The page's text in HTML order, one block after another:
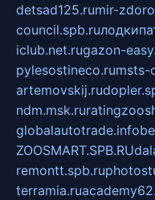
detsad125.rumir-
council.spb.ru
iclub.net.rugazon-
pylesostineco.rumsts-
artemovskij.ru
ndm.msk.ru
globalautotrade.info
ZOOSMART.SPB.RU
remontt.spb.ru
terramia.ru